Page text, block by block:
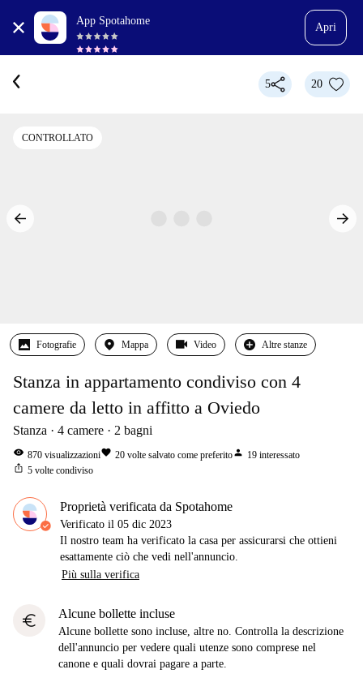
App Spotahome
Apri
5 20
CONTROLLATO
Fotografie Mappa Video Altre stanze
Stanza in appartamento condiviso con 4
camere da letto in affitto a Oviedo
Stanza 4 camere 2 bagni
visibility 870 visualizzazionifavorite 20 volte salvato come preferitoperson 19 interessato
ios_share 5 volte condiviso
Proprietà verificata da Spotahome
Verificato il 05 dic 2023
Il nostro team ha verificato la casa per assicurarsi che ottieni
esattamente ciò che vedi nell'annuncio.
Più sulla verifica
euro Alcune bollette incluse
Alcune bollette sono incluse, altre no. Controlla la descrizione
dell'annuncio per vedere quali utenze sono comprese nel
canone e quali dovrai pagare a parte.